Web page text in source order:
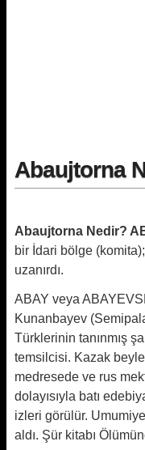
Abaujtorna
Abaujtorna Nedir?
bir İdari bölge
uzanırdı.
ABAY veya
Kunanbayev
Türklerinin tanınmış
temsilcisi. Kazak
medresede ve rus
dolayısıyla batı
izleri görülür.
aldı. Şür kitabı